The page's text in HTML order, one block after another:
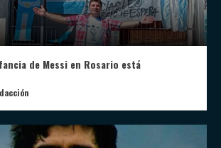
de Messi en Rosario está